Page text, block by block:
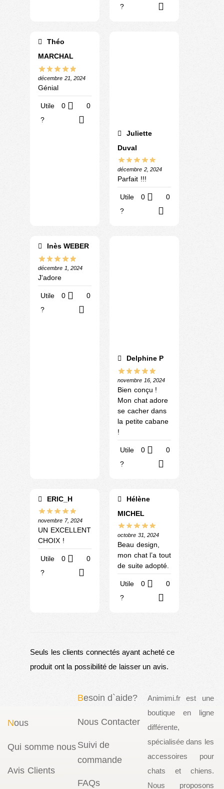
?
Théo
MARCHAL
décembre 21, 2024
Génial
Utile
?
0 0
Juliette
Duval
décembre 2, 2024
Parfait !!!
Utile
?
0 0
Inès WEBER
décembre 1, 2024
J'adore
Utile
?
0 0
Delphine P
novembre 16, 2024
Bien conçu !
Mon chat adore
se cacher dans
la petite cabane
!
Utile
?
0 0
ERIC_H
novembre 7, 2024
UN EXCELLENT
CHOIX !
Utile
?
0 0
Hélène
MICHEL
octobre 31, 2024
Beau design,
mon chat l’a tout
de suite adopté.
Utile
?
0 0
Seuls les clients connectés ayant acheté ce
produit ont la possibilité de laisser un avis.
Nous
Qui somme nous
Avis Clients
Besoin d`aide?
Nous Contacter
Suivi de
commande
FAQs
Animimi.fr est une
boutique en ligne
différente,
spécialisée dans les
accessoires pour
chats et chiens.
Nous proposons